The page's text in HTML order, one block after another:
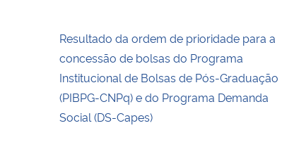
Resultado da ordem de prioridade para a
concessão de bolsas do Programa
Institucional de Bolsas de Pós-Graduação
(PIBPG-CNPq) e do Programa Demanda
Social (DS-Capes)